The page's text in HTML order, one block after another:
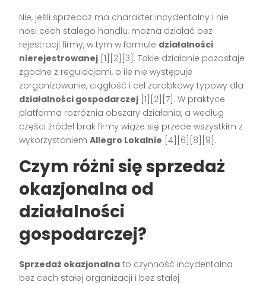
Nie, jeśli sprzedaż ma charakter incydentalny i nie
nosi cech stałego handlu, można działać bez
rejestracji firmy, w tym w formule działalności
nierejestrowanej [1][2][3]. Takie działanie pozostaje
zgodne z regulacjami, o ile nie występuje
zorganizowanie, ciągłość i cel zarobkowy typowy dla
działalności gospodarczej [1][2][7]. W praktyce
platforma rozróżnia obszary działania, a według
części źródeł brak firmy wiąże się przede wszystkim z
wykorzystaniemAllegro Lokalnie [4][6][8][9].
Czym różni się sprzedaż
okazjonalna od
działalności
gospodarczej?
Sprzedaż okazjonalna to czynność incydentalna
bez cech stałej organizacji i bez stałej